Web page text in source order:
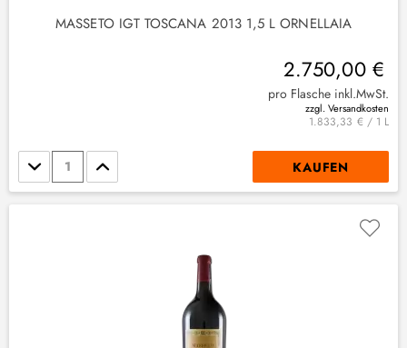
MASSETO IGT TOSCANA 2013 1,5 L ORNELLAIA
2.750,00 €
pro Flasche inkl.MwSt.
zzgl. Versandkosten
1.833,33 € / 1 L
Stückzahl KAUFEN